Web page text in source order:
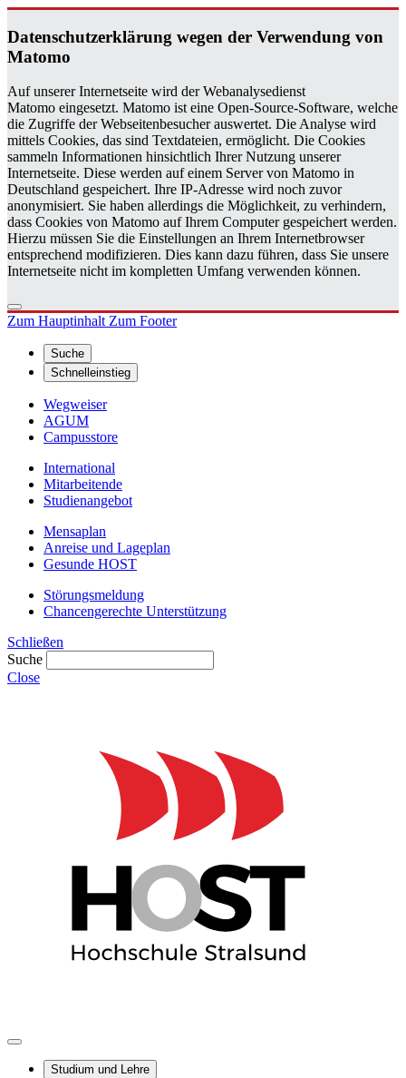
Da­ten­schutz­er­klä­rung wegen der Ver­wen­dung von
Ma­to­mo
Auf unserer Internetseite wird der Webanalysedienst
Matomo eingesetzt. Matomo ist eine Open-Source-Software, welche
die Zugriffe der Webseitenbesucher auswertet. Die Analyse wird
mittels Cookies, das sind Textdateien, ermöglicht. Die Cookies
sammeln Informationen hinsichtlich Ihrer Nutzung unserer
Internetseite. Diese werden auf einem Server von Matomo in
Deutschland gespeichert. Ihre IP-Adresse wird noch zuvor
anonymisiert. Sie haben allerdings die Möglichkeit, zu verhindern,
dass Cookies von Matomo auf Ihrem Computer gespeichert werden.
Hierzu müssen Sie die Einstellungen an Ihrem Internetbrowser
entsprechend modifizieren. Dies kann dazu führen, dass Sie unsere
Internetseite nicht im kompletten Umfang verwenden können.
Zum HauptinhaltZum Footer
Suche
Schnelleinstieg
Wegweiser
AGUM
Campusstore
International
Mitarbeitende
Studienangebot
Mensaplan
Anreise und Lageplan
Gesunde HOST
Störungsmeldung
Chancengerechte Unterstützung
Schließen
Suche
Close
Studium und Lehre